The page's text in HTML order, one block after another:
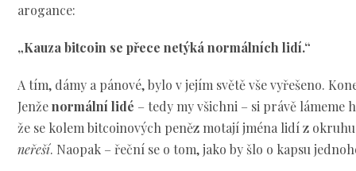
arogance:
„Kauza bitcoin se přece netýká normálních lidí.“
A tím, dámy a pánové, bylo v jejím světě vše vyřešeno.
Jenženormální lidé – tedy my všichni – si právě lámeme
že se kolem bitcoinových peněz motají jména lidí z
neřeší. Naopak – řeční se o tom, jako by šlo o kapsu